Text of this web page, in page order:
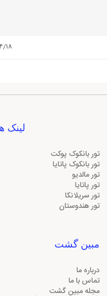
لینک
تور بانکوک پوکت
تور بانکوک پاتایا
تور مالدیو
تور پاتایا
تور سریلانکا
تور هندوستان
مبین گشت
درباره ما
تماس با ما
مجله مبین گشت